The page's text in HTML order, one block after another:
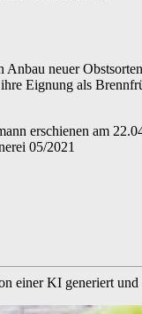
neuer
Eignung als
erschienen am
05/2021
einer KI generiert